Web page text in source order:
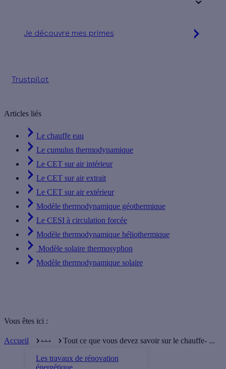
Je découvre mes primes
Trustpilot
Articles liés
Le chauffe eau
Le cumulus thermodynamique
Le CET sur air intérieur
Le CET sur air extrait
Le CET sur air extérieur
Modèle thermodynamique géothermique
Le CESI à circulation forcée
Modèle thermodynamique héliothermique
Modèle solaire thermosyphon
Modèle thermodynamique solaire
Vous êtes ici :
Accueil . . .
Les travaux de rénovation
énergétique
Tout ce que vous devez savoir sur le chauffe- ...